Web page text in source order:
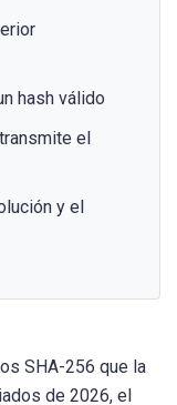
hash válido
el
y el
SHA-256 que la
de 2026, el